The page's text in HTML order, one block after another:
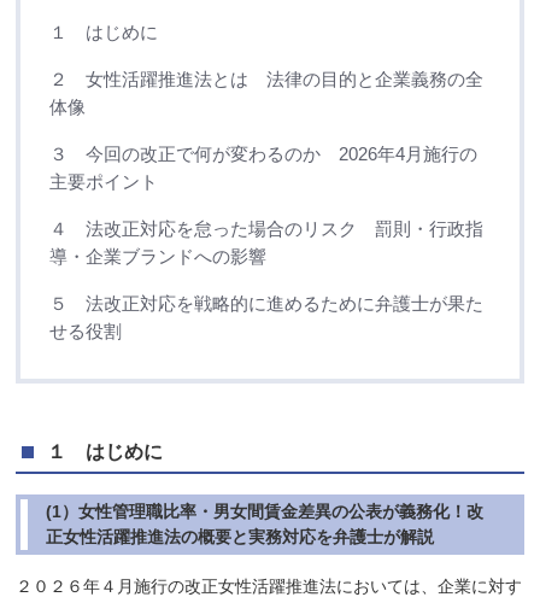
１ はじめに
２ 女性活躍推進法とは 法律の目的と企業義務の全
体像
３ 今回の改正で何が変わるのか 2026年4月施行の
主要ポイント
４ 法改正対応を怠った場合のリスク 罰則・行政指
導・企業ブランドへの影響
５ 法改正対応を戦略的に進めるために弁護士が果た
せる役割
１ はじめに
(1）女性管理職比率・男女間賃金差異の公表が義務化！改
正女性活躍推進法の概要と実務対応を弁護士が解説
２０２６年４月施行の改正女性活躍推進法においては、企業に対す